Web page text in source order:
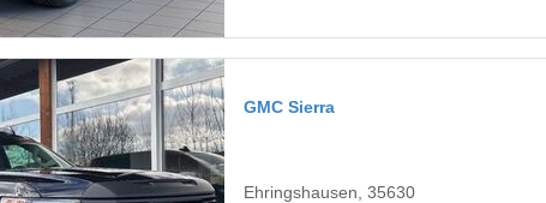
GMC Sierra
Ehringshausen, 35630